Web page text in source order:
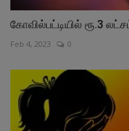
கோவில்பட்டியில் ரூ.3
Feb 4, 2023 0